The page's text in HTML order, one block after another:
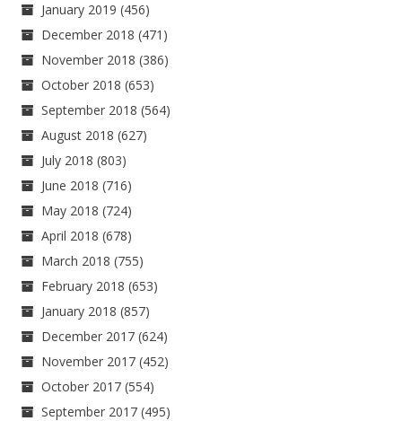
January 2019 (456)
December 2018 (471)
November 2018 (386)
October 2018 (653)
September 2018 (564)
August 2018 (627)
July 2018 (803)
June 2018 (716)
May 2018 (724)
April 2018 (678)
March 2018 (755)
February 2018 (653)
January 2018 (857)
December 2017 (624)
November 2017 (452)
October 2017 (554)
September 2017 (495)